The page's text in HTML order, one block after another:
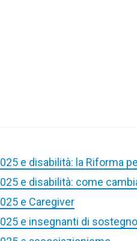
e disabilità: la Riforma
e disabilità: come
e Caregiver
e insegnanti di sostegno